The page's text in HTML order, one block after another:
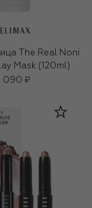
The Real Noni
Mask (120ml)
090 ₽